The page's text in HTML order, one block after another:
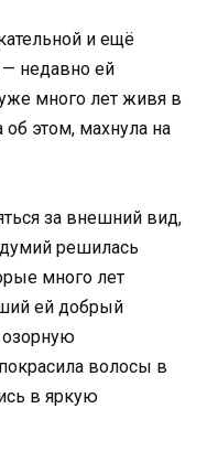
и ещё
недавно ей
много лет живя в
об этом, махнула на
за внешний вид,
решилась
много лет
ей добрый
волосы в
в яркую